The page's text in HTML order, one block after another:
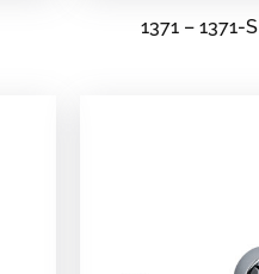
1371 – 1371-S